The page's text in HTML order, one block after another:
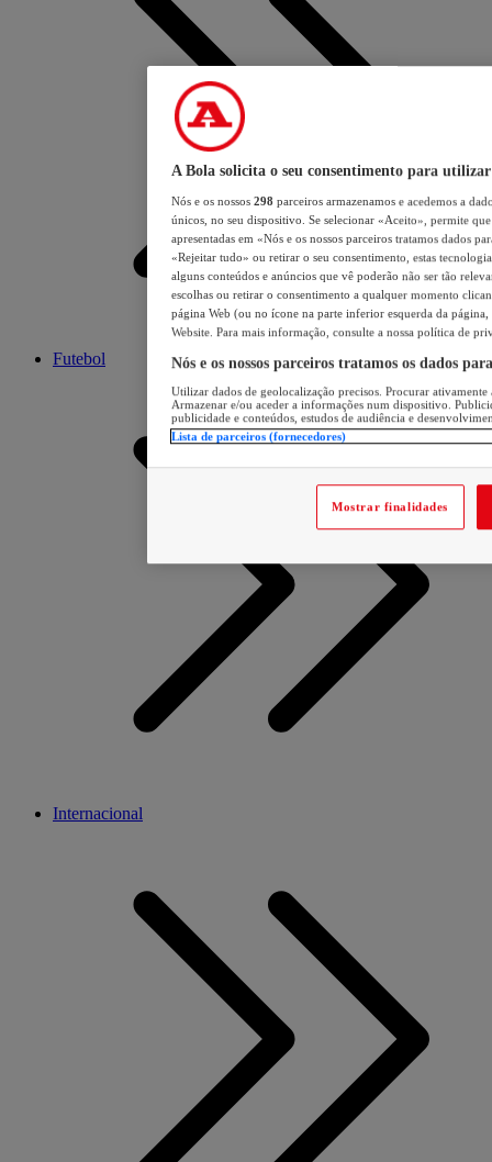
Futebol
Internacional
A Bola solicita o seu consentimento para utilizar
Nós e os nossos 298 parceiros armazenamos e acedemos a
únicos, no seu dispositivo. Se selecionar «Aceito», permite
apresentadas em «Nós e os nossos parceiros tratamos dados
«Rejeitar tudo» ou retirar o seu consentimento, estas
alguns conteúdos e anúncios que vê poderão não ser tão
escolhas ou retirar o consentimento a qualquer momento
página Web (ou no ícone na parte inferior esquerda da página,
Website. Para mais informação, consulte a nossa política de
Nós e os nossos parceiros tratamos os dados
Utilizar dados de geolocalização precisos. Procurar
Armazenar e/ou aceder a informações num dispositivo.
publicidade e conteúdos, estudos de audiência e
Lista de parceiros (fornecedores)
Mostrar finalidades